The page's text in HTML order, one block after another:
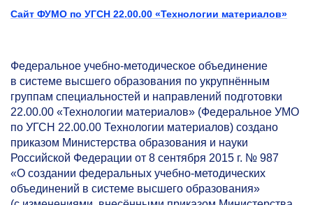
Сайт ФУМО по УГСН 22.00.00 «Технологии материалов»
Федеральное учебно-методическое объединение
в системе высшего образования по укрупнённым
группам специальностей и направлений подготовки
22.00.00 «Технологии материалов» (Федеральное УМО
по УГСН 22.00.00 Технологии материалов) создано
приказом Министерства образования и науки
Российской Федерации от 8 сентября 2015 г. № 987
«О создании федеральных учебно-методических
объединений в системе высшего образования»